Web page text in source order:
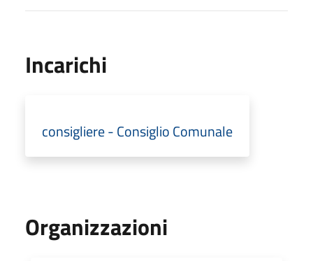
Incarichi
consigliere - Consiglio Comunale
Organizzazioni